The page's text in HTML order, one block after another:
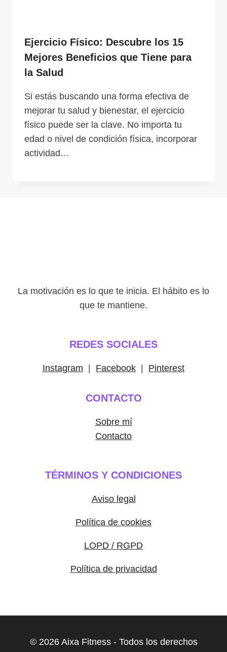
Ejercicio Físico: Descubre los 15
Mejores Beneficios que Tiene para
la Salud
Si estás buscando una forma efectiva de
mejorar tu salud y bienestar, el ejercicio
físico puede ser la clave. No importa tu
edad o nivel de condición física, incorporar
actividad…
La motivación es lo que te inicia. El hábito es lo
que te mantiene.
REDES SOCIALES
Instagram Facebook Pinterest
CONTACTO
Sobre mí
Contacto
TÉRMINOS Y CONDICIONES
Aviso legal
Política de cookies
LOPD / RGPD
Política de privacidad
© 2026 Aixa Fitness - Todos los derechos